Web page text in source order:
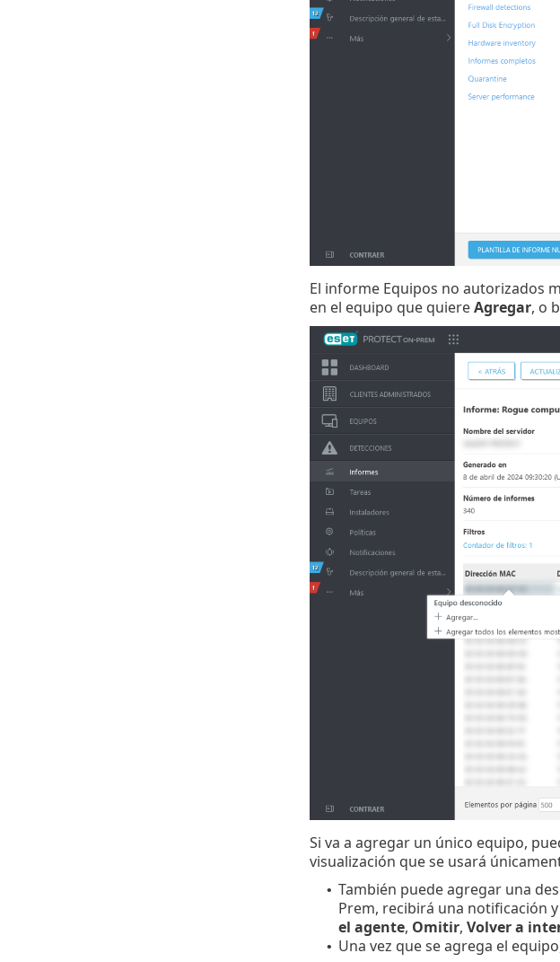
El informe Equipos no autorizados
en el equipo que quiereAgregar, o
Si va a agregar un único equipo,
visualización que se usará
• También puede agregar una
Prem, recibirá una notificación
el agente, Omitir, Volver a
• Una vez que se agrega el